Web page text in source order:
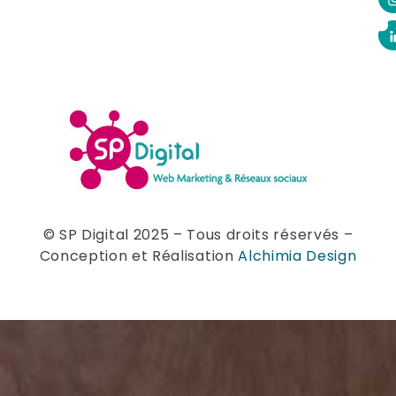
© SP Digital 2025 – Tous droits réservés –
Conception et RéalisationAlchimia Design